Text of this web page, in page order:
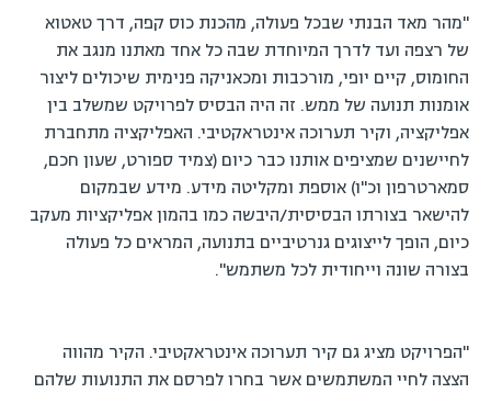
"מהר מאד הבנתי שבכל פעולה, מהכנת כוס קפה, דרך טאטוא
של רצפה ועד לדרך המיוחדת שבה כל אחד מאתנו מנגב את
החומוס, קיים יופי, מורכבות ומכאניקה פנימית שיכולים ליצור
אומנות תנועה של ממש. זה היה הבסיס לפרויקט שמשלב בין
אפליקציה, וקיר תערוכה אינטראקטיבי. האפליקציה מתחברת
לחיישנים שמציפים אותנו כבר כיום (צמיד ספורט, שעון חכם,
סמארטרפון וכ"ו) אוספת ומקליטה מידע. מידע שבמקום
להישאר בצורתו הבסיסית/היבשה כמו בהמון אפליקציות מעקב
כיום, הופך לייצוגים גנרטיביים בתנועה, המראים כל פעולה
בצורה שונה וייחודית לכל משתמש".
"הפרויקט מציג גם קיר תערוכה אינטראקטיבי. הקיר מהווה
הצצה לחיי המשתמשים אשר בחרו לפרסם את התנועות שלהם